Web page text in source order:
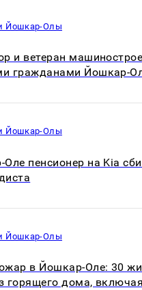
Йошкар-Олы
и ветеран
гражданами Йошкар-
Йошкар-Олы
пенсионер на Kia
Йошкар-Олы
в Йошкар-Оле: 30
горящего дома,